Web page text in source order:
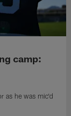
camp:
as he was mic'd